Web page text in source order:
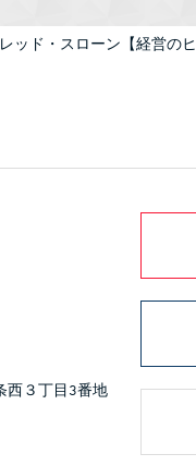
ッド・スローン【経営のヒ
西３丁目3番地